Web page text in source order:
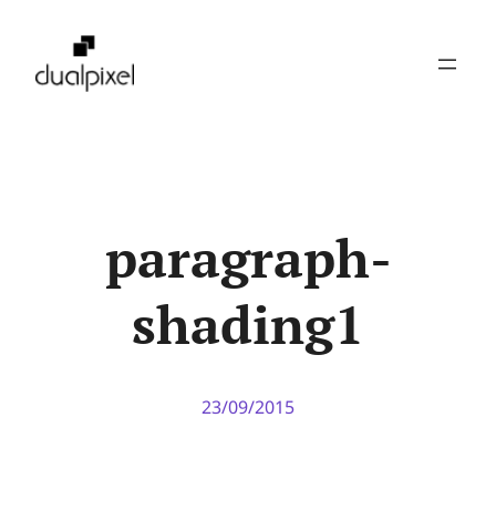
paragraph-
shading1
23/09/2015